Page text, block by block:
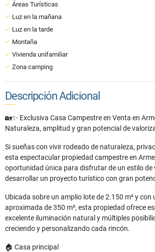
Áreas Turísticas
Luz en la mañana
Luz en la tarde
Montaña
Vivienda unifamiliar
Zona camping
Descripción Adicional
🏡✨ Exclusiva Casa Campestre en Venta en
Naturaleza, amplitud y gran potencial de
Si sueñas con vivir rodeado de naturaleza,
esta espectacular propiedad campestre en
oportunidad única para disfrutar de un estilo de
desarrollar un proyecto turístico con gran
Ubicada sobre un amplio lote de 2.150 m² y
aproximada de 350 m², esta propiedad ofrece
excelente iluminación natural y múltiples
creciendo y personalizando cada rincón.
🏠 Casa principal